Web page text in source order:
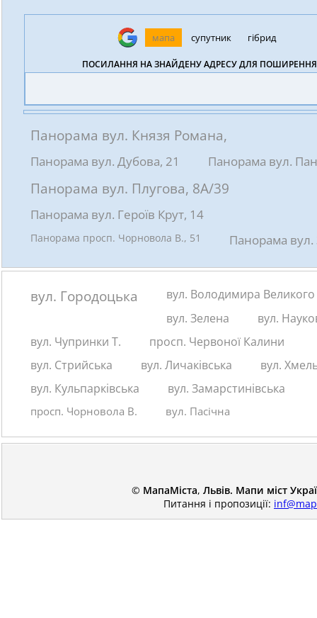
мапа супутник гібрид
ПОСИЛАННЯ НА ЗНАЙДЕНУ АДРЕСУ ДЛЯ ПОШИРЕННЯ
Панорама вул. Князя Романа,
Панорама вул. Дубова, 21 Панорама вул.
Панорама вул. Плугова, 8А/39
Панорама вул. Героїв Крут, 14
Панорама просп. Чорновола В., 51 Панорама вул.
вул. Городоцька
вул. Володимира Великого
вул. Зелена
вул.
вул. Чупринки Т.
просп. Червоної Калини
вул. Стрийська
вул. Личаківська
вул.
вул. Кульпарківська
вул. Замарстинівська
просп. Чорновола В. вул. Пасічна
© МапаМіста, Львів. Мапи міст
Питання і пропозиції: